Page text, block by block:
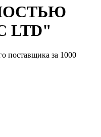
LTD"
поставщика за 1000